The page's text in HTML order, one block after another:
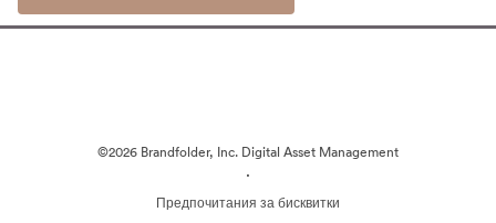
©2026 Brandfolder, Inc. Digital Asset Management
·
Предпочитания за бисквитки